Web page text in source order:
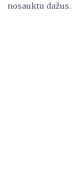
nosauktu dažus.